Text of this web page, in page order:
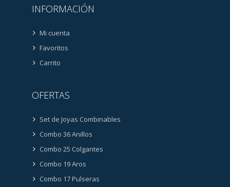
INFORMACIÓN
Mi cuenta
Favoritos
Carrito
OFERTAS
Set de Joyas Combinables
Combo 36 Anillos
Combo 25 Colgantes
Combo 19 Aros
Combo 17 Pulseras